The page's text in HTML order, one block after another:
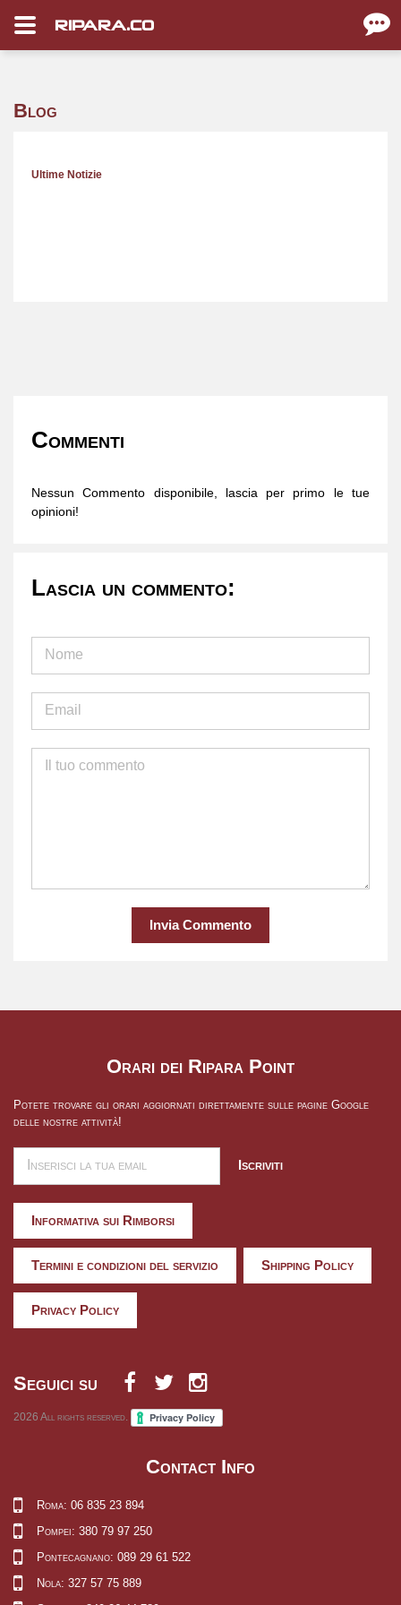
RIPARA.CO
Blog
Ultime Notizie
Commenti
Nessun Commento disponibile, lascia per primo le tue
opinioni!
Lascia un commento:
Invia Commento
Orari dei Ripara Point
Potete trovare gli orari aggiornati direttamente sulle pagine Google
delle nostre attività!
Iscriviti
Informativa sui Rimborsi
Termini e condizioni del servizio Shipping Policy
Privacy Policy
Seguici su
2026 All rights reserved.
Contact Info
Roma: 06 835 23 894
Pompei: 380 79 97 250
Pontecagnano: 089 29 61 522
Nola: 327 57 75 889